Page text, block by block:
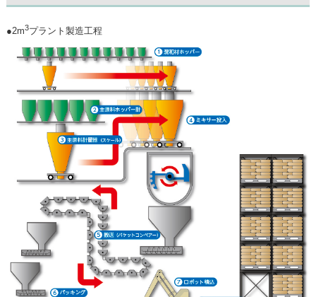
●2m3プラント製造工程